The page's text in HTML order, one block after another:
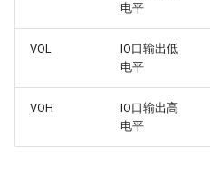
电平
VOL
IO口输出低
电平
VOH
IO口输出高
电平